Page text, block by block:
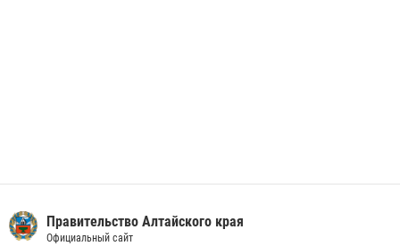
Правительство Алтайского края
Официальный сайт